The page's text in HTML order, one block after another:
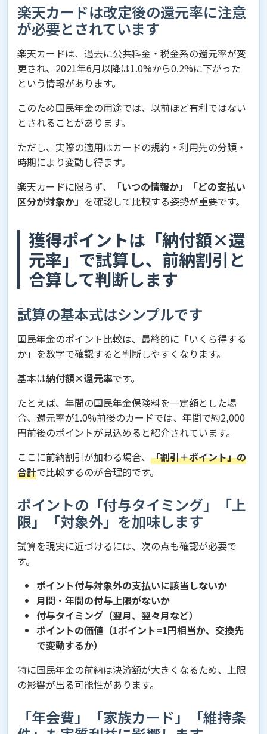
楽天カードは改定後の還元率に注意
が必要とされています
楽天カードは、過去に公共料金・税金系の還元率が変
更され、2021年6月以降は1.0%から0.2%に下がった
という情報があります。
このため国民年金の用途では、以前ほど有利ではない
とされることがあります。
ただし、実際の適用はカードの規約・利用先の分類・
時期により変動し得ます。
楽天カードに限らず、
「いつの情報か」「どの支払い
区分が対象か」 を確認して比較する姿勢が重要です。
獲得ポイントは「納付額×還
元率」で試算し、前納割引と
合算して判断します
試算の基本式はシンプルです
国民年金のポイント比較は、最終的に「いくら得する
か」を数字で確認すると判断しやすくなります。
基本は納付額×還元率です。
たとえば、年間の国民年金保険料を一定額とした場
合、還元率が1.0%前後のカードでは、年間で約2,000
円前後のポイントが見込めると紹介されています。
ここに前納割引が加わる場合、 「割引＋ポイント」の
合計で比較するのが合理的です。
ポイントの「付与タイミング」「上
限」「対象外」を加味します
試算を現実に近づけるには、次の点も確認が必要で
す。
ポイント付与対象外の支払いに該当しないか
月間・年間の付与上限がないか
付与タイミング（翌月、翌々月など）
ポイントの価値（1ポイント=1円相当か、交換先
で変動するか）
特に国民年金の前納は決済額が大きくなるため、上限
の影響が出る可能性があります。
「年会費」「家族カード」「維持条